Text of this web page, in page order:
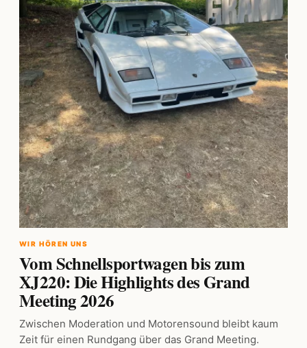
WIR HÖREN UNS
Vom Schnellsportwagen bis zum
XJ220: Die Highlights des Grand
Meeting 2026
Zwischen Moderation und Motorensound bleibt kaum
Zeit für einen Rundgang über das Grand Meeting.